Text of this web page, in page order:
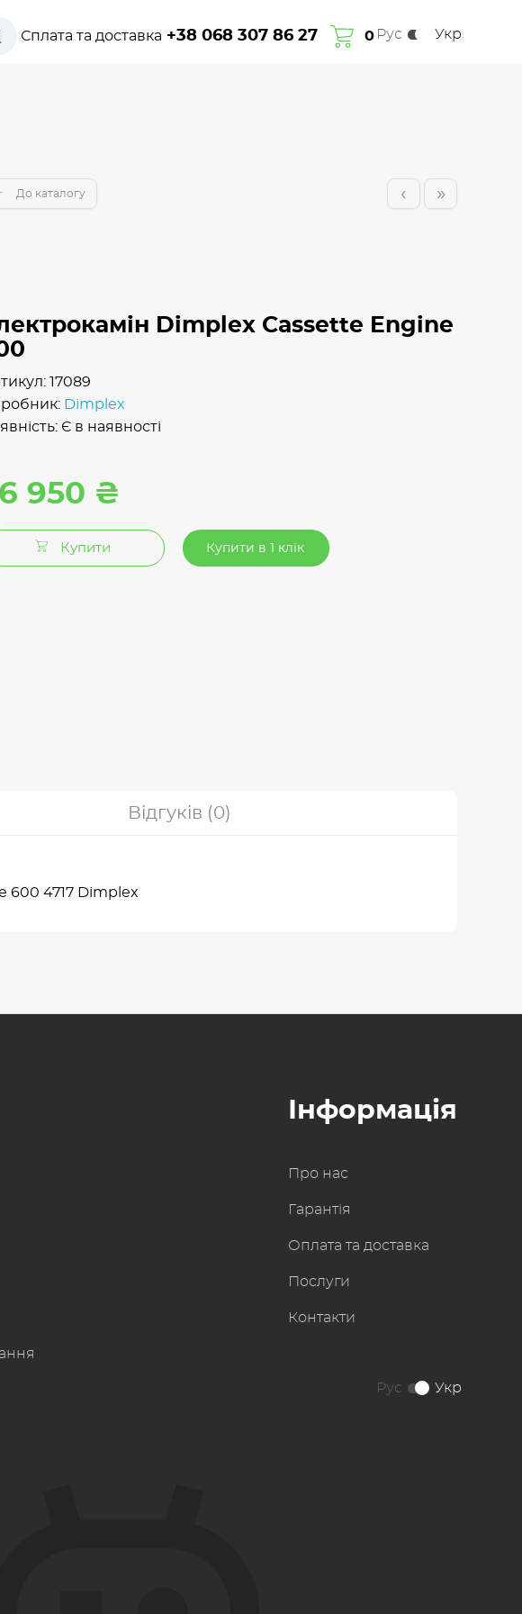
Сплата та доставка Про насГарантіяСплата та доставка Контакти
+38 068 307 86 27 0 Рус Укр
До каталогу ‹ »
Dimplex Cassette Engine
17089
Dimplex
Є в наявності
950 ₴
Купити Купити в 1 клік
Відгуків (0)
600 4717 Dimplex
Інформація
Про нас
Гарантія
Оплата та доставка
Послуги
Контакти
Рус Укр